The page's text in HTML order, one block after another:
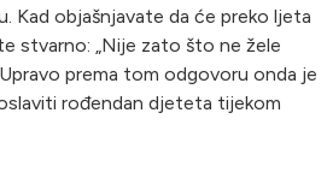
Kad objašnjavate da će preko ljeta
stvarno: „Nije zato što ne žele
prema tom odgovoru onda je
rođendan djeteta tijekom